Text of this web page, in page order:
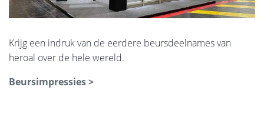
Krijg een indruk van de eerdere beursdeelnames van
heroal over de hele wereld.
Beursimpressies >